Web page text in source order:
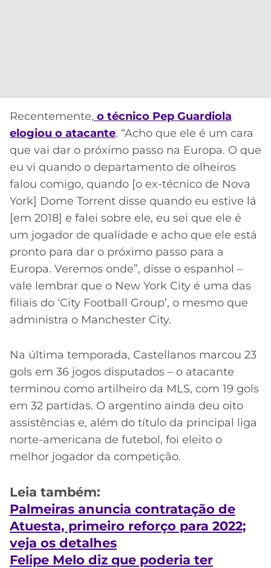
Recentemente, o técnico Pep Guardiola
elogiou o atacante. “Acho que ele é um cara
que vai dar o próximo passo na Europa. O que
eu vi quando o departamento de olheiros
falou comigo, quando [o ex-técnico de Nova
York] Dome Torrent disse quando eu estive lá
[em 2018] e falei sobre ele, eu sei que ele é
um jogador de qualidade e acho que ele está
pronto para dar o próximo passo para a
Europa. Veremos onde”, disse o espanhol –
vale lembrar que o New York City é uma das
filiais do ‘City Football Group’, o mesmo que
administra o Manchester City.
Na última temporada, Castellanos marcou 23
gols em 36 jogos disputados – o atacante
terminou como artilheiro da MLS, com 19 gols
em 32 partidas. O argentino ainda deu oito
assistências e, além do título da principal liga
norte-americana de futebol, foi eleito o
melhor jogador da competição.
Leia também:
Palmeiras anuncia contratação de
Atuesta, primeiro reforço para 2022;
veja os detalhes
Felipe Melo diz que poderia ter